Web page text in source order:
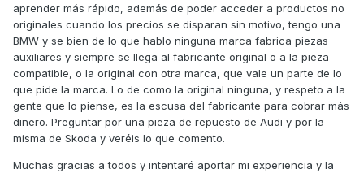
aprender más rápido, además de poder acceder a productos no
originales cuando los precios se disparan sin motivo, tengo una
BMW y se bien de lo que hablo ninguna marca fabrica piezas
auxiliares y siempre se llega al fabricante original o a la pieza
compatible, o la original con otra marca, que vale un parte de lo
que pide la marca. Lo de como la original ninguna, y respeto a la
gente que lo piense, es la escusa del fabricante para cobrar más
dinero. Preguntar por una pieza de repuesto de Audi y por la
misma de Skoda y veréis lo que comento.
Muchas gracias a todos y intentaré aportar mi experiencia y la